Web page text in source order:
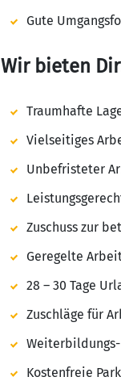
Gute
Wir bieten
Traumhafte
Vielseitiges
Unbefristeter
Zuschuss zur
Geregelte
28 – 30 Tage
Zuschläge für
Kostenfreie